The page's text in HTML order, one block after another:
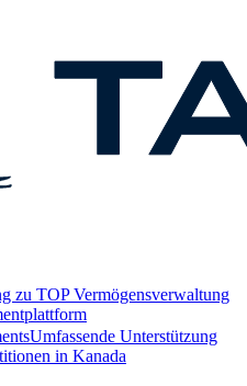
zu TOP Vermögensverwaltung
Umfassende Unterstützung
in Kanada